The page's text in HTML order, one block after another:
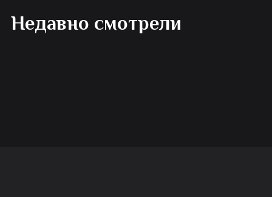
Недавно смотрели